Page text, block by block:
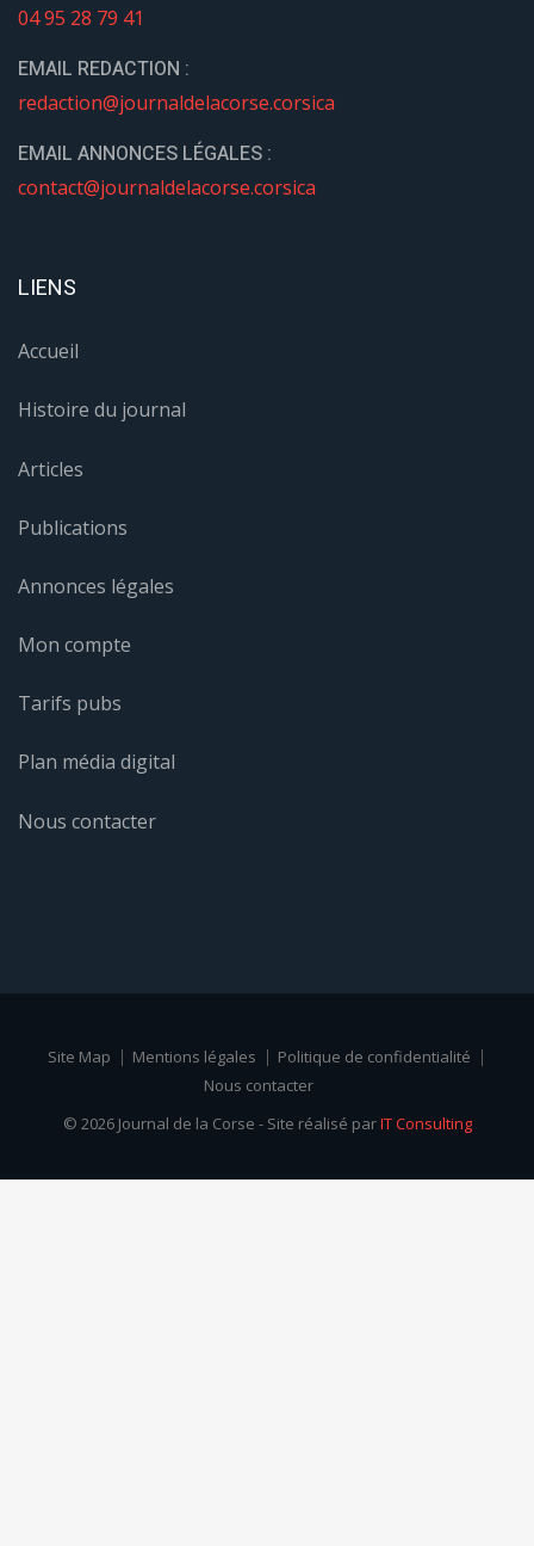
04 95 28 79 41
EMAIL REDACTION :
redaction@journaldelacorse.corsica
EMAIL ANNONCES LÉGALES :
contact@journaldelacorse.corsica
LIENS
Accueil
Histoire du journal
Articles
Publications
Annonces légales
Mon compte
Tarifs pubs
Plan média digital
Nous contacter
Site Map Mentions légales
Politique de confidentialité
Nous contacter
© 2026 Journal de la Corse - Site réalisé parIT Consulting